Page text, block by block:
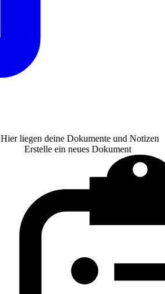
Hier liegen deine Dokumente und Notizen
Erstelle ein neues Dokument